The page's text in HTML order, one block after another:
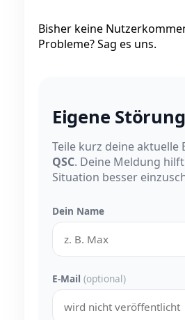
Bisher keine
Probleme? Sag es uns.
Eigene
Teile kurz deine
QSC. Deine Meldung
Situation besser
Dein Name
E-Mail (optional)